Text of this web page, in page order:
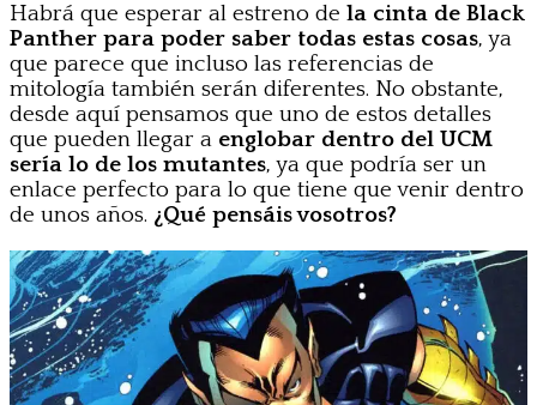
Habrá que esperar al estreno de la cinta de Black
Panther para poder saber todas estas cosas, ya
que parece que incluso las referencias de
mitología también serán diferentes. No obstante,
desde aquí pensamos que uno de estos detalles
que pueden llegar a englobar dentro del UCM
sería lo de los mutantes, ya que podría ser un
enlace perfecto para lo que tiene que venir dentro
de unos años. ¿Qué pensáis vosotros?